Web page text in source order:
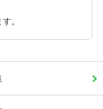
。